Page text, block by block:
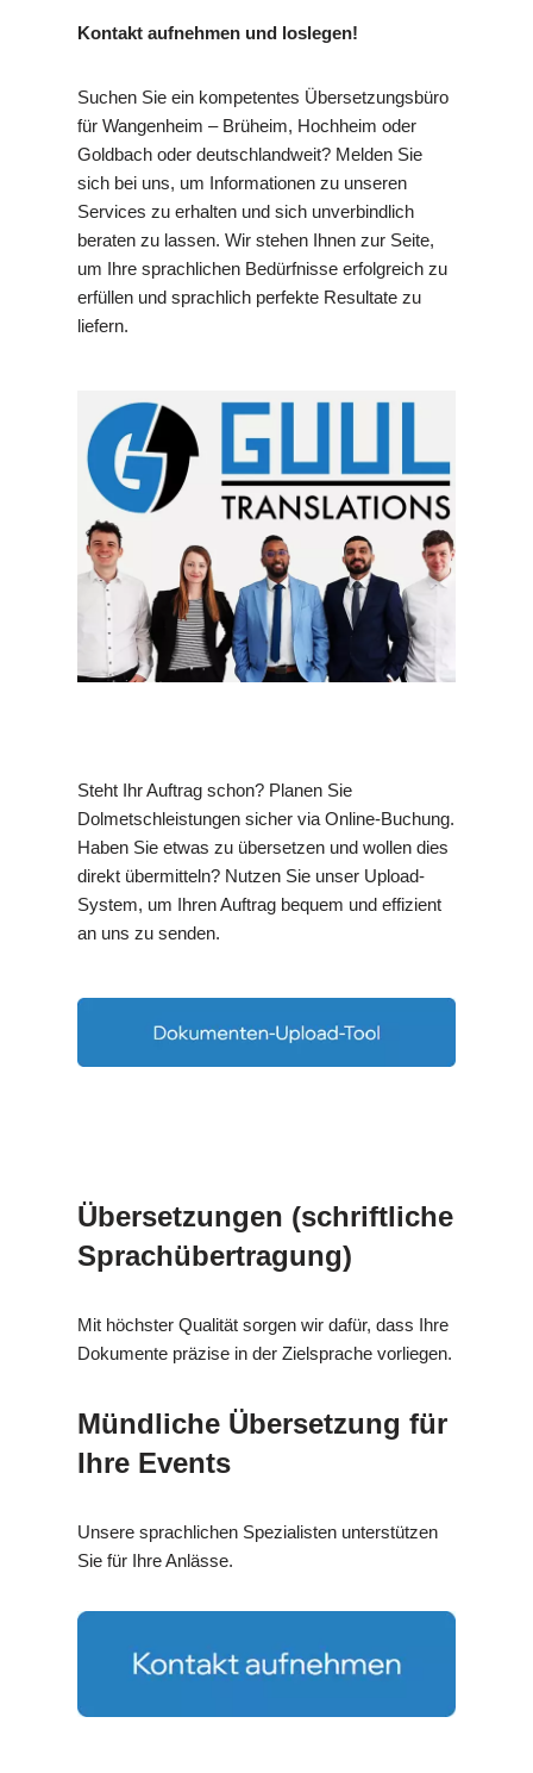
Kontakt aufnehmen und loslegen!
Suchen Sie ein kompetentes Übersetzungsbüro
für Wangenheim – Brüheim, Hochheim oder
Goldbach oder deutschlandweit? Melden Sie
sich bei uns, um Informationen zu unseren
Services zu erhalten und sich unverbindlich
beraten zu lassen. Wir stehen Ihnen zur Seite,
um Ihre sprachlichen Bedürfnisse erfolgreich zu
erfüllen und sprachlich perfekte Resultate zu
liefern.
Steht Ihr Auftrag schon? Planen Sie
Dolmetschleistungen sicher via Online-Buchung.
Haben Sie etwas zu übersetzen und wollen dies
direkt übermitteln? Nutzen Sie unser Upload-
System, um Ihren Auftrag bequem und effizient
an uns zu senden.
Übersetzungen (schriftliche
Sprachübertragung)
Mit höchster Qualität sorgen wir dafür, dass Ihre
Dokumente präzise in der Zielsprache vorliegen.
Mündliche Übersetzung für
Ihre Events
Unsere sprachlichen Spezialisten unterstützen
Sie für Ihre Anlässe.